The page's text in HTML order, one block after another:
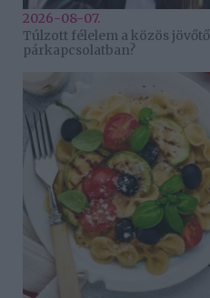
2026-08-07.
Túlzott félelem a közös
párkapcsolatban?